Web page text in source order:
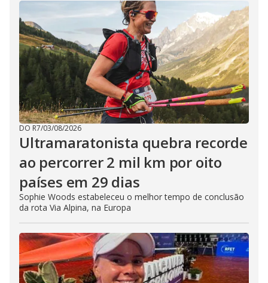
DO R7/03/08/2026
Ultramaratonista quebra recorde
ao percorrer 2 mil km por oito
países em 29 dias
Sophie Woods estabeleceu o melhor tempo de conclusão
da rota Via Alpina, na Europa